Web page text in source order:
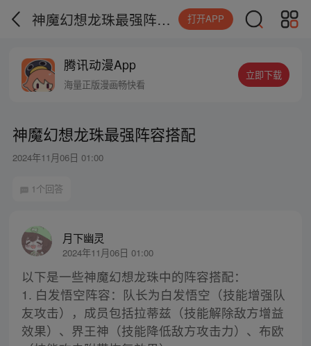
神魔幻想龙珠最强阵容搭配 打开APP
腾讯动漫App
海量正版漫画畅快看
立即下载
神魔幻想龙珠最强阵容搭配
2024年11月06日 01:00
1个回答
月下幽灵
2024年11月06日 01:00
以下是一些神魔幻想龙珠中的阵容搭配：
1. 白发悟空阵容：队长为白发悟空（技能增强队
友攻击），成员包括拉蒂兹（技能解除敌方增益
效果）、界王神（技能降低敌方攻击力）、布欧